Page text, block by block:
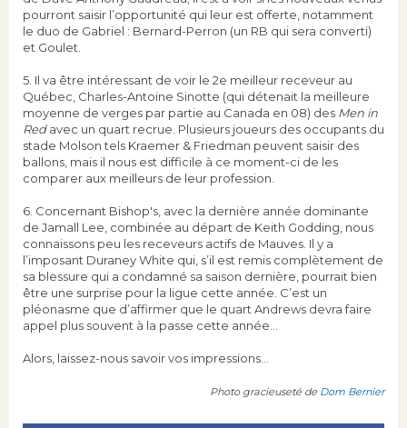
pourront saisir l’opportunité qui leur est offerte, notamment
le duo de Gabriel : Bernard-Perron (un RB qui sera converti)
et Goulet.
5. Il va être intéressant de voir le 2e meilleur receveur au
Québec, Charles-Antoine Sinotte (qui détenait la meilleure
moyenne de verges par partie au Canada en 08) des Men in
Redavec un quart recrue. Plusieurs joueurs des occupants du
stade Molson tels Kraemer & Friedman peuvent saisir des
ballons, mais il nous est difficile à ce moment-ci de les
comparer aux meilleurs de leur profession.
6. Concernant Bishop's, avec la dernière année dominante
de Jamall Lee, combinée au départ de Keith Godding, nous
connaissons peu les receveurs actifs de Mauves. Il y a
l’imposant Duraney White qui, s’il est remis complètement de
sa blessure qui a condamné sa saison dernière, pourrait bien
être une surprise pour la ligue cette année. C’est un
pléonasme que d’affirmer que le quart Andrews devra faire
appel plus souvent à la passe cette année…
Alors, laissez-nous savoir vos impressions...
Photo gracieuseté de Dom Bernier